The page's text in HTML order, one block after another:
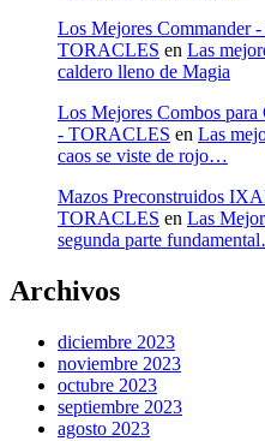
Los Mejores Commander
TORACLES en Las
caldero lleno de Magia
Los Mejores Combos
- TORACLES en Las
caos se viste de rojo…
Mazos Preconstruidos
TORACLES en Las
segunda parte
Archivos
diciembre 2023
noviembre 2023
octubre 2023
septiembre 2023
agosto 2023